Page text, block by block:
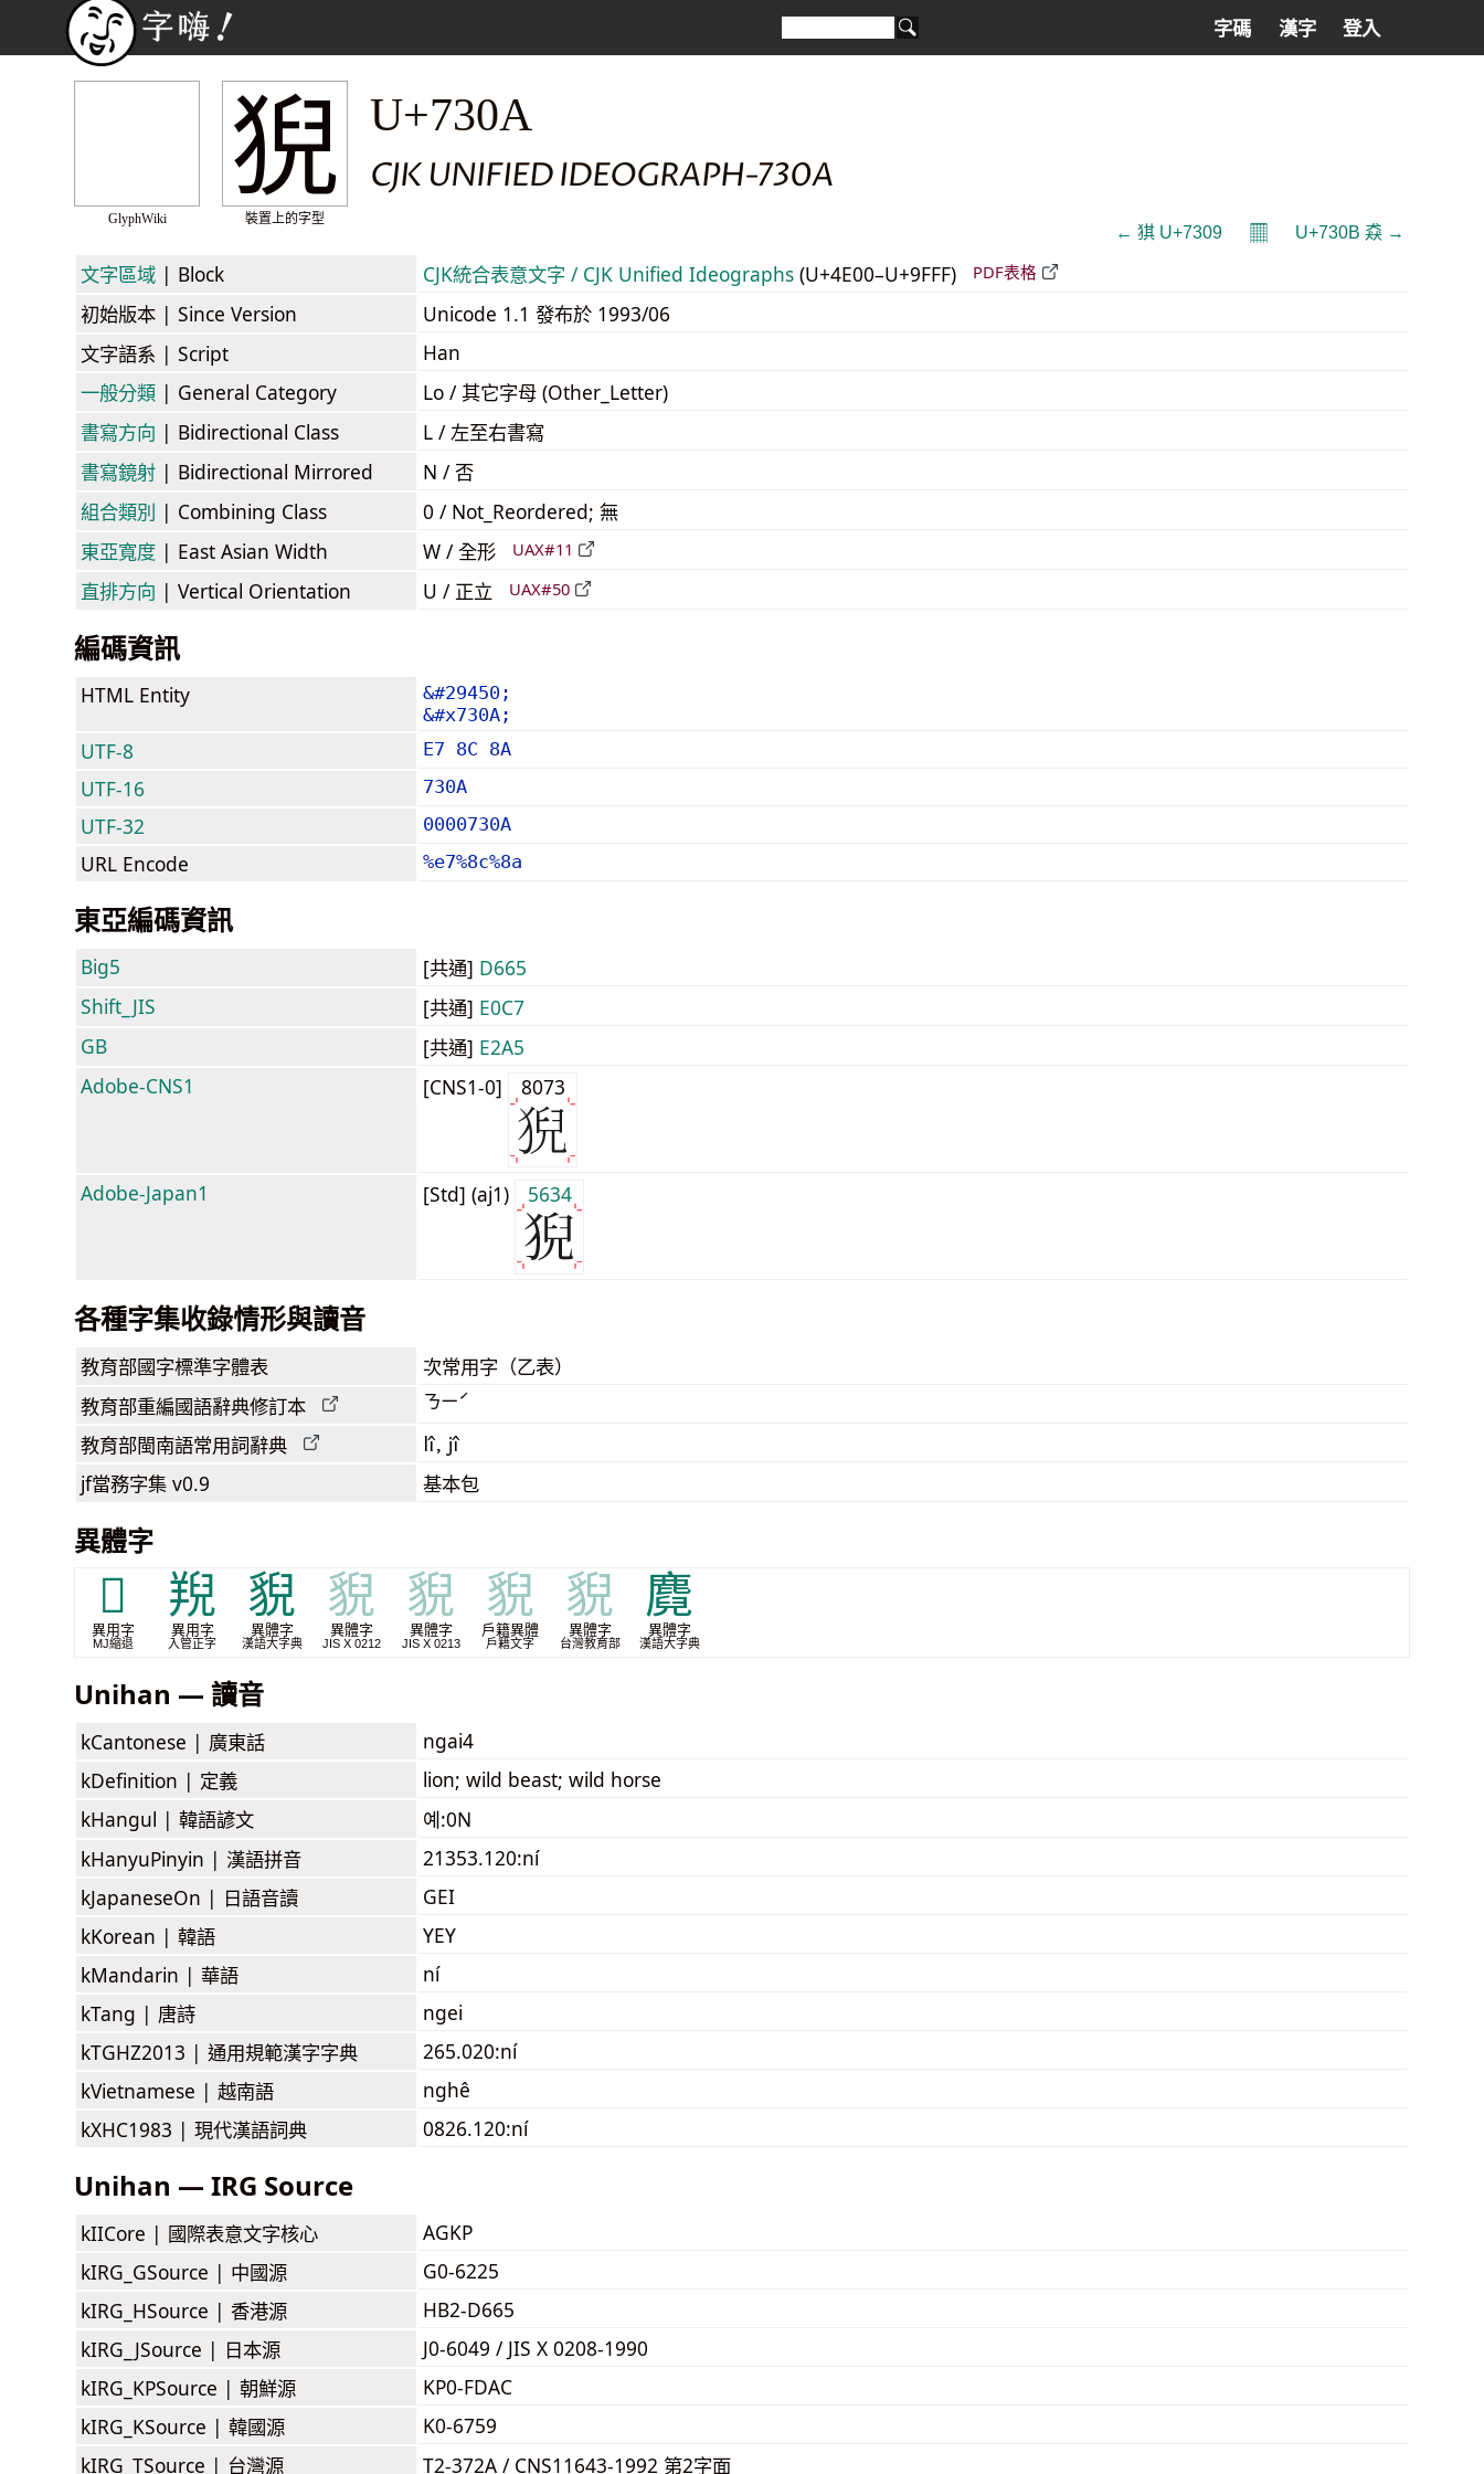
字碼 漢字 登入
GlyphWiki
猊
裝置上的字型
U+730A
CJK UNIFIED IDEOGRAPH-730A
← 猉 U+7309 𝄜 U+730B 猋 →
文字區域 | Block CJK統合表意文字 / CJK Unified Ideographs (U+4E00–U+9FFF) PDF表格
初始版本 | Since Version
Unicode 1.1 發布於 1993/06
文字語系 | Script
Han
一般分類 | General Category
Lo / 其它字母 (Other_Letter)
書寫方向 | Bidirectional Class
L / 左至右書寫
書寫鏡射 | Bidirectional Mirrored
N / 否
組合類別 | Combining Class
0 / Not_Reordered; 無
東亞寬度 | East Asian Width W / 全形 UAX#11
直排方向 | Vertical Orientation U / 正立 UAX#50
編碼資訊
HTML Entity
&#29450;
&#x730A;
UTF-8 E7 8C 8A
UTF-16 730A
UTF-32 0000730A
URL Encode %e7%8c%8a
東亞編碼資訊
Big5 [共通] D665
Shift_JIS
[共通] E0C7
GB
[共通] E2A5
Adobe-CNS1
[CNS1-0] 8073
Adobe-Japan1 [Std] (aj1) 5634
各種字集收錄情形與讀音
教育部國字標準字體表 次常用字（乙表）
教育部重編國語辭典修訂本 ㄋㄧˊ
教育部閩南語常用詞辭典 lî, jî
jf當務字集 v0.9 基本包
異體字
𭸍
異用字
MJ縮退
䍲
異用字
入管正字
貎
異體字
漢語大字典
貎
異體字
JIS X 0212
貎
異體字
JIS X 0213
貎
戶籍異體
戶籍文字
貎
異體字
台灣教育部
麑
異體字
漢語大字典
Unihan — 讀音
kCantonese | 廣東話
ngai4
kDefinition | 定義
lion; wild beast; wild horse
kHangul | 韓語諺文
예:0N
kHanyuPinyin | 漢語拼音
21353.120:ní
kJapaneseOn | 日語音讀
GEI
kKorean | 韓語
YEY
kMandarin | 華語
ní
kTang | 唐詩
ngei
kTGHZ2013 | 通用規範漢字字典
265.020:ní
kVietnamese | 越南語
nghê
kXHC1983 | 現代漢語詞典 0826.120:ní
Unihan — IRG Source
kIICore | 國際表意文字核心
AGKP
kIRG_GSource | 中國源
G0-6225
kIRG_HSource | 香港源
HB2-D665
kIRG_JSource | 日本源
J0-6049 / JIS X 0208-1990
kIRG_KPSource | 朝鮮源
KP0-FDAC
kIRG_KSource | 韓國源
K0-6759
kIRG_TSource | 台灣源
T2-372A / CNS11643-1992 第2字面